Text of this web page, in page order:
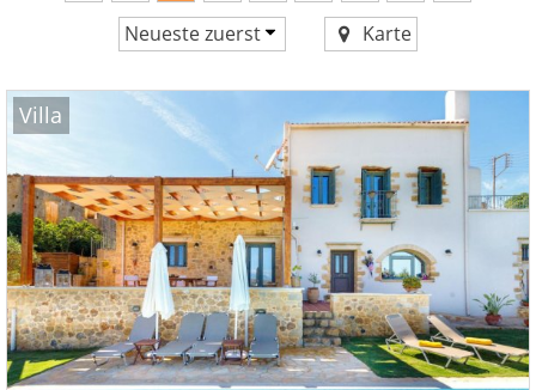
Neueste zuerst
Preis absteigend
Neueste zuerst
Karte
Villa